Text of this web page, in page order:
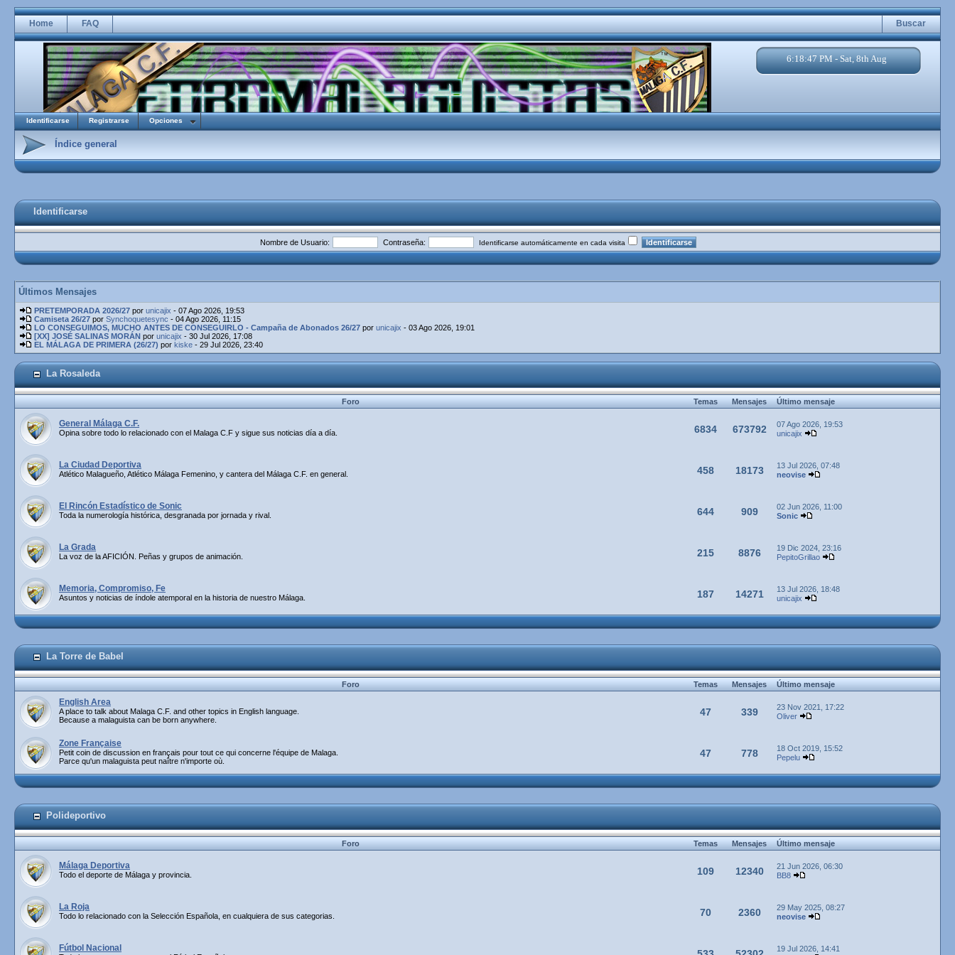
Home FAQ Buscar
6:18:48 PM - Sat, 8th Aug
Identificarse Registrarse Opciones
Índice general
Identificarse
Nombre de Usuario: Contraseña: Identificarse automáticamente en cada visita
Últimos Mensajes
PRETEMPORADA 2026/27 por unicajix - 07 Ago 2026, 19:53
Camiseta 26/27 por Synchoquetesync - 04 Ago 2026, 11:15
LO CONSEGUIMOS, MUCHO ANTES DE CONSEGUIRLO - Campaña de Abonados 26/27 por unicajix - 03 Ago 2026, 19:01
[XX] JOSÉ SALINAS MORÁN por unicajix - 30 Jul 2026, 17:08
EL MÁLAGA DE PRIMERA (26/27) por kiske - 29 Jul 2026, 23:40
La Rosaleda
Foro TemasMensajesÚltimo mensaje
General Málaga C.F.
Opina sobre todo lo relacionado con el Malaga C.F y sigue sus noticias día a día. 6834 673792
07 Ago 2026, 19:53
unicajix
La Ciudad Deportiva
Atlético Malagueño, Atlético Málaga Femenino, y cantera del Málaga C.F. en general. 458 18173
13 Jul 2026, 07:48
neovise
El Rincón Estadístico de Sonic
Toda la numerología histórica, desgranada por jornada y rival. 644 909
02 Jun 2026, 11:00
Sonic
La Grada
La voz de la AFICIÓN. Peñas y grupos de animación. 215 8876
19 Dic 2024, 23:16
PepitoGrillao
Memoria, Compromiso, Fe
Asuntos y noticias de índole atemporal en la historia de nuestro Málaga. 187 14271
13 Jul 2026, 18:48
unicajix
La Torre de Babel
Foro TemasMensajesÚltimo mensaje
English Area
A place to talk about Malaga C.F. and other topics in English language.
Because a malaguista can be born anywhere.
47 339
23 Nov 2021, 17:22
Oliver
Zone Française
Petit coin de discussion en français pour tout ce qui concerne l'équipe de Malaga.
Parce qu'un malaguista peut naître n'importe où.
47 778
18 Oct 2019, 15:52
Pepelu
Polideportivo
Foro TemasMensajesÚltimo mensaje
Málaga Deportiva
Todo el deporte de Málaga y provincia. 109 12340
21 Jun 2026, 06:30
BB8
La Roja
Todo lo relacionado con la Selección Española, en cualquiera de sus categorias. 70 2360
29 May 2025, 08:27
neovise
Fútbol Nacional
19 Jul 2026, 14:41